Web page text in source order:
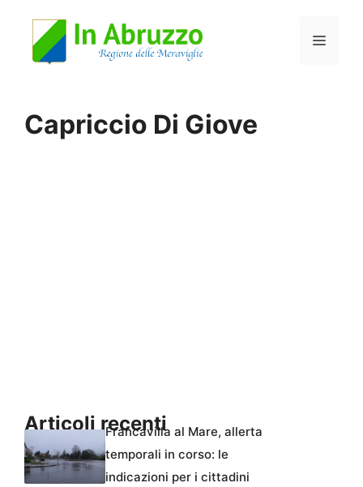
Menu
Capriccio Di Giove
Articoli recentiFrancavilla al Mare, allerta
temporali in corso: le
indicazioni per i cittadini